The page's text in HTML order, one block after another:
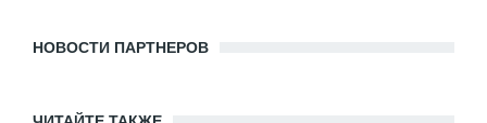
НОВОСТИ ПАРТНЕРОВ